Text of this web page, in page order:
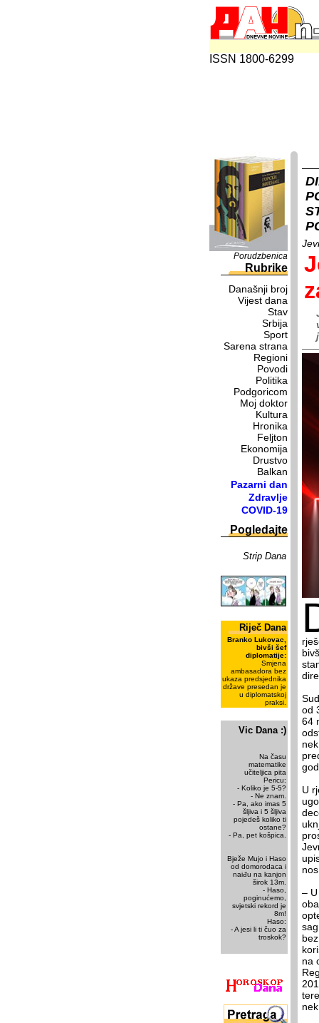
ISSN 1800-6299
Porudzbenica
Rubrike
Današnji broj
Vijest dana
Stav
Srbija
Sport
Sarena strana
Regioni
Povodi
Politika
Podgoricom
Moj doktor
Kultura
Hronika
Feljton
Ekonomija
Drustvo
Balkan
Pazarni dan
Zdravlje
COVID-19
Pogledajte
Strip Dana
Riječ Dana
Branko Lukovac,
bivši šef
diplomatije:
Smjena
ambasadora bez
ukaza predsjednika
države presedan je
u diplomatskoj
praksi.
Vic Dana :)
Na času
matematike
učiteljica pita
Pericu:
- Koliko je 5-5?
- Ne znam.
- Pa, ako imas 5
šljiva i 5 šljiva
pojedeš koliko ti
ostane?
- Pa, pet košpica.
Bježe Mujo i Haso
od domorodaca i
naiđu na kanjon
širok 13m.
- Haso,
poginućemo,
svjetski rekord je
8m!
Haso:
- A jesi li ti čuo za
troskok?
od
64
U
–
na